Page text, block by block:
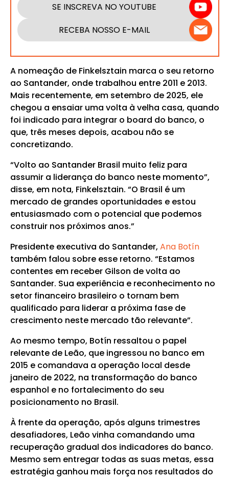
SE INSCREVA NO YOUTUBE
RECEBA NOSSO E-MAIL
A nomeação de Finkelsztain marca o seu retorno
ao Santander, onde trabalhou entre 2011 e 2013.
Mais recentemente, em setembro de 2025, ele
chegou a ensaiar uma volta à velha casa, quando
foi indicado para integrar o board do banco, o
que, três meses depois, acabou não se
concretizando.
“Volto ao Santander Brasil muito feliz para
assumir a liderança do banco neste momento”,
disse, em nota, Finkelsztain. “O Brasil é um
mercado de grandes oportunidades e estou
entusiasmado com o potencial que podemos
construir nos próximos anos.”
Presidente executiva do Santander, Ana Botín
também falou sobre esse retorno. “Estamos
contentes em receber Gilson de volta ao
Santander. Sua experiência e reconhecimento no
setor financeiro brasileiro o tornam bem
qualificado para liderar a próxima fase de
crescimento neste mercado tão relevante”.
Ao mesmo tempo, Botín ressaltou o papel
relevante de Leão, que ingressou no banco em
2015 e comandava a operação local desde
janeiro de 2022, na transformação do banco
espanhol e no fortalecimento do seu
posicionamento no Brasil.
À frente da operação, após alguns trimestres
desafiadores, Leão vinha comandando uma
recuperação gradual dos indicadores do banco.
Mesmo sem entregar todas as suas metas, essa
estratégia ganhou mais força nos resultados do